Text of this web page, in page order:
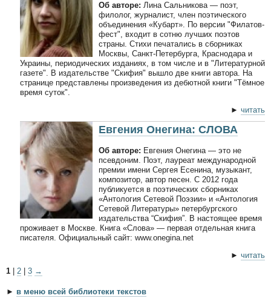
Об авторе: Лина Сальникова — поэт,
филолог, журналист, член поэтического
объединения «Кубарт». По версии "Филатов-
фест", входит в сотню лучших поэтов
страны. Стихи печатались в сборниках
Москвы, Санкт-Петербурга, Краснодара и
Украины, периодических изданиях, в том числе и в "Литературной
газете". В издательстве "Скифия" вышло две книги автора. На
странице представлены произведения из дебютной книги "Тёмное
время суток".
► читать
Евгения Онегина: СЛОВА
Об авторе: Евгения Онегина — это не
псевдоним. Поэт, лауреат международной
премии имени Сергея Есенина, музыкант,
композитор, автор песен. С 2012 года
публикуется в поэтических сборниках
«Антология Сетевой Поэзии» и «Антология
Сетевой Литературы» петербургского
издательства “Скифия”. В настоящее время
проживает в Москве. Книга «Слова» — первая отдельная книга
писателя. Официальный сайт: www.onegina.net
► читать
1
2 3 →
► в меню всей библиотеки текстов